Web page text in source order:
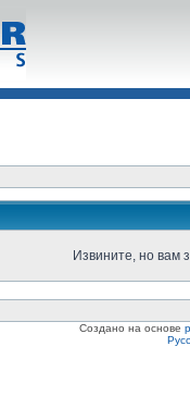
Извините, но вам
Создано на основе